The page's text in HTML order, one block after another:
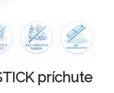
príchute